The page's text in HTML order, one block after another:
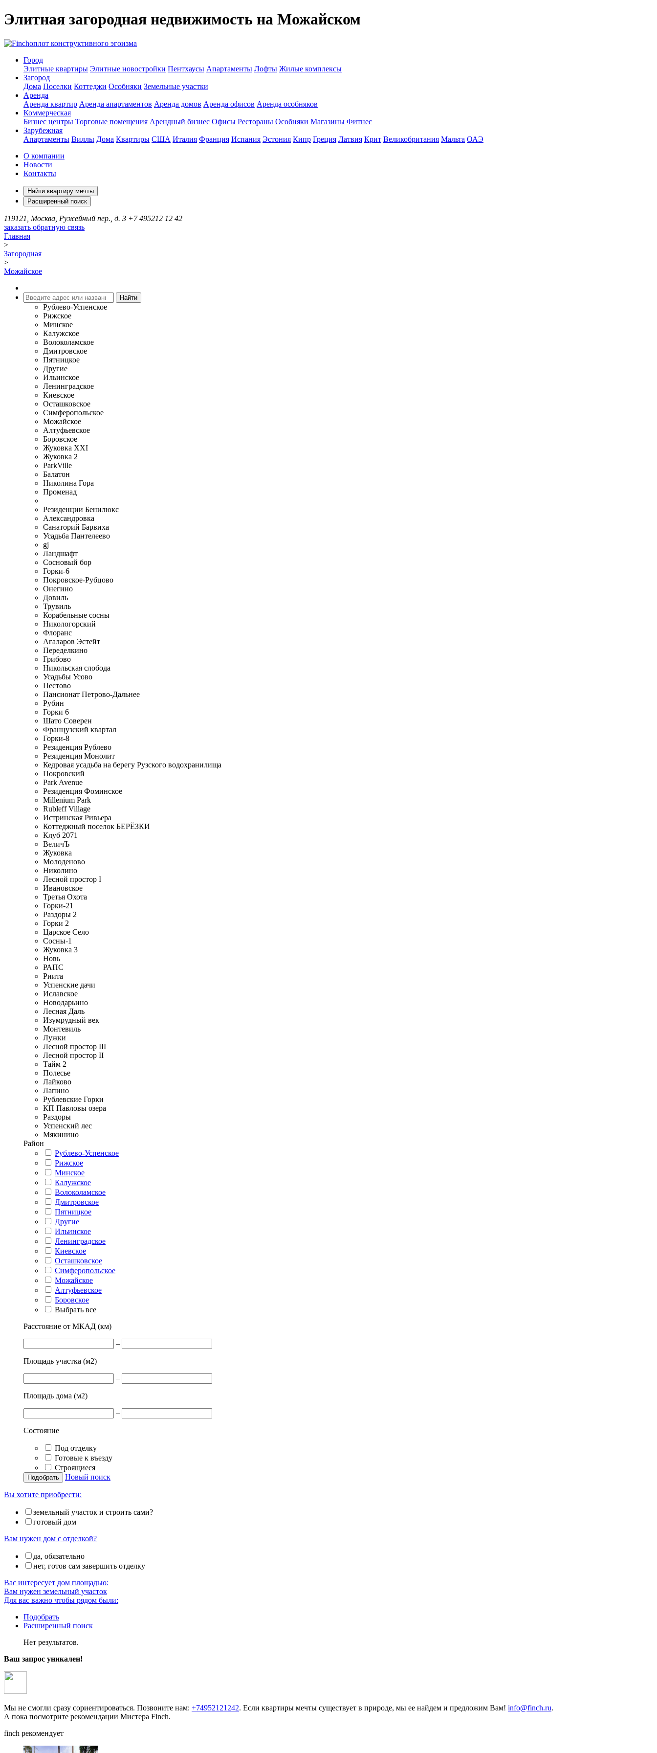
Элитная загородная недвижимость на Можайском
оплот конструктивного эгоизма
Город
Элитные квартиры Элитные новостройки Пентхаусы Апартаменты Лофты Жилые комплексы
Загород
Дома Поселки Коттеджи Особняки Земельные участки
Аренда
Аренда квартир Аренда апартаментов Аренда домов Аренда офисов Аренда особняков
Коммерческая
Бизнес центры Торговые помещения Арендный бизнес Офисы Рестораны Особняки Магазины Фитнес
Зарубежная
Апартаменты Виллы Дома Квартиры США Италия Франция Испания Эстония Кипр Греция Латвия Крит Великобритания Мальта ОАЭ
О компании
Новости
Контакты
Найти квартиру мечты
Расширенный поиск
119121, Москва, Ружейный пер., д. 3 +7 495212 12 42
заказать обратную связь
Главная
>
Загородная
>
Можайское
Рублево-Успенское
Рижское
Минское
Калужское
Волоколамское
Дмитровское
Пятницкое
Другие
Ильинское
Ленинградское
Киевское
Осташковское
Симферопольское
Можайское
Алтуфьевское
Боровское
Жуковка XXI
Жуковка 2
ParkVille
Балатон
Николина Гора
Променад
Резиденции Бенилюкс
Александровка
Санаторий Барвиха
Усадьба Пантелеево
gj
Ландшафт
Сосновый бор
Горки-6
Покровское-Рубцово
Онегино
Довиль
Трувиль
Корабельные сосны
Никологорский
Флоранс
Агаларов Эстейт
Переделкино
Грибово
Никольская слобода
Усадьбы Усово
Пестово
Пансионат Петрово-Дальнее
Рубин
Горки 6
Шато Соверен
Французский квартал
Горки-8
Резиденция Рублево
Резиденция Монолит
Кедровая усадьба на берегу Рузского водохранилища
Покровский
Park Avenue
Резиденция Фоминское
Millenium Park
Rubleff Village
Истринская Ривьера
Коттеджный поселок БЕРЁЗКИ
Клуб 2071
ВеличЪ
Жуковка
Молоденово
Николино
Лесной простор I
Ивановское
Третья Охота
Горки-21
Раздоры 2
Горки 2
Царское Село
Сосны-1
Жуковка 3
Новь
РАПС
Риита
Успенские дачи
Иславское
Новодарьино
Лесная Даль
Изумрудный век
Монтевиль
Лужки
Лесной простор III
Лесной простор II
Тайм 2
Полесье
Лайково
Лапино
Рублевские Горки
КП Павловы озера
Раздоры
Успенский лес
Мякинино
Район
Рублево-Успенское
Рижское
Минское
Калужское
Волоколамское
Дмитровское
Пятницкое
Другие
Ильинское
Ленинградское
Киевское
Осташковское
Симферопольское
Можайское
Алтуфьевское
Боровское
Выбрать все
Расстояние от МКАД (км)
–
Площадь участка (м2)
–
Площадь дома (м2)
–
Состояние
Под отделку
Готовые к въезду
Строящиеся
Новый поиск
Вы хотите приобрести:
земельный участок и строить сами?
готовый дом
Вам нужен дом с отделкой?
да, обязательно
нет, готов сам завершить отделку
Вас интересует дом площадью:
Вам нужен земельный участок
Для вас важно чтобы рядом были:
Подобрать
Расширенный поиск
Нет результатов.
Ваш запрос уникален!
Мы не смогли сразу сориентироваться. Позвоните нам: +74952121242. Если квартиры мечты существует в природе, мы ее найдем и предложим Вам! info@finch.ru.
А пока посмотрите рекомендации Мистера Finch.
finch рекомендует